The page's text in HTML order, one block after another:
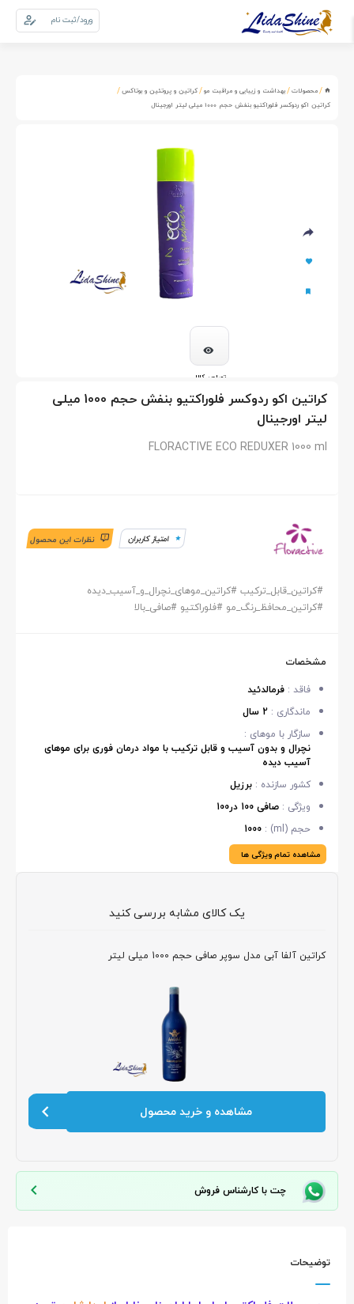
ورود/ثبت نام
سبد خرید
0
/محصولات/بهداشت و زیبایی و مراقبت مو/کراتین و پروتئین و بوتاکس/
کراتین اکو ردوکسر فلوراکتیو بنفش حجم 1000 میلی لیتر اورجینال
یک کالای مشابه بررسی کنید
کراتین آلفا آبی مدل سوپر صافی حجم 1000 میلی لیتر
مشاهده و خرید محصول
چت با کارشناس فروش
کراتین اکو ردوکسر فلوراکتیو بنفش حجم 1000 میلی
لیتر اورجینال
FLORACTIVE ECO REDUXER 1000 ml
امتیاز کاربران نظرات این محصول
#کراتین_قابل_ترکیب #کراتین_موهای_نچرال_و_آسیب_دیده
#کراتین_محافظ_رنگ_مو #فلوراکتیو #صافی_بالا
مشخصات
فاقد : فرمالدئید
ماندگاری : 2 سال
سازگار با موهای :
نچرال و بدون آسیب و قابل ترکیب با مواد درمان فوری برای موهای
آسیب دیده
کشور سازنده : برزیل
ویژگی : صافی 100 در100
حجم (ml) :
1000
مشاهده تمام ویژگی ها
تصاویر کالا
توضیحات